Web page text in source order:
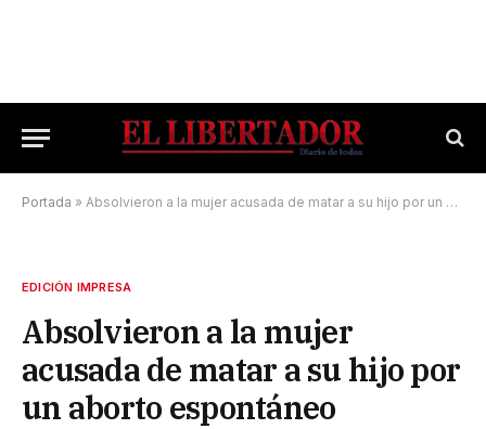
Portada » Absolvieron a la mujer acusada de matar a su hijo por un aborto espontáneo
EDICIÓN IMPRESA
Absolvieron a la mujer
acusada de matar a su hijo por
un aborto espontáneo